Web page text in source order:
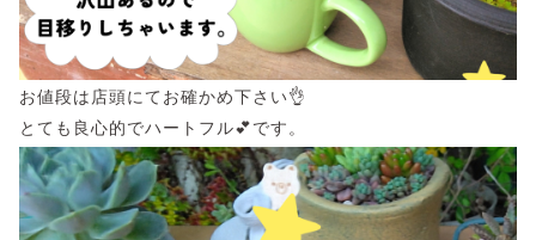
お値段は店頭にてお確かめ下さい👌
とても良心的でハートフル💕です。